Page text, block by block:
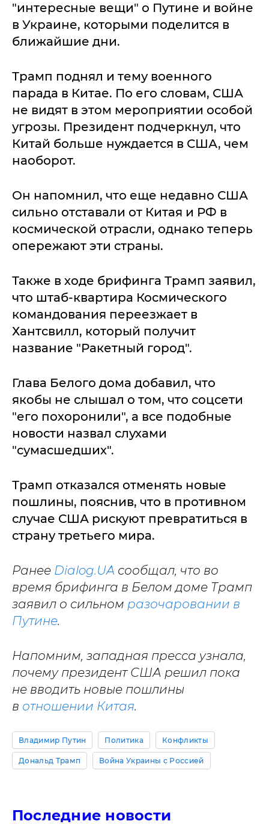
"интересные вещи" о Путине и войне
в Украине, которыми поделится в
ближайшие дни.
Трамп поднял и тему военного
парада в Китае. По его словам, США
не видят в этом мероприятии особой
угрозы. Президент подчеркнул, что
Китай больше нуждается в США, чем
наоборот.
Он напомнил, что еще недавно США
сильно отставали от Китая и РФ в
космической отрасли, однако теперь
опережают эти страны.
Также в ходе брифинга Трамп заявил,
что штаб-квартира Космического
командования переезжает в
Хантсвилл, который получит
название "Ракетный город".
Глава Белого дома добавил, что
якобы не слышал о том, что соцсети
"его похоронили", а все подобные
новости назвал слухами
"сумасшедших".
Трамп отказался отменять новые
пошлины, пояснив, что в противном
случае США рискуют превратиться в
страну третьего мира.
Ранее Dialog.UA сообщал, что во
время брифинга в Белом доме Трамп
заявил о сильном разочаровании в
Путине.
Напомним, западная пресса узнала,
почему президент США решил пока
не вводить новые пошлины
в отношении Китая.
Владимир Путин Политика Конфликты
Дональд Трамп Война Украины с Россией
Последние новости